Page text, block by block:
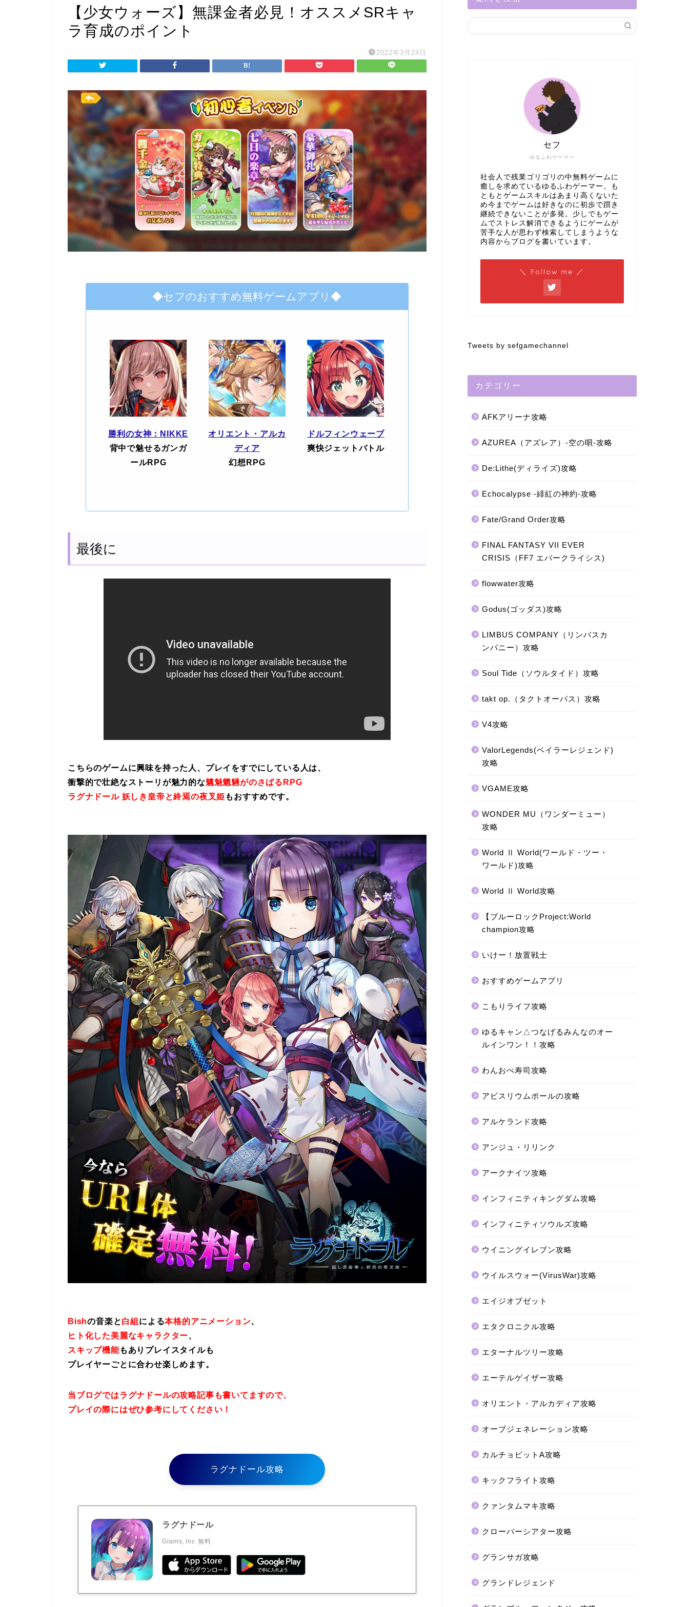
【少女ウォーズ】無課金者必見！オススメSRキャ
ラ育成のポイント
2022年3月24日
◆セフのおすすめ無料ゲームアプリ◆
勝利の女神：NIKKE
背中で魅せるガンガ
ールRPG
オリエント・アルカ
ディア
幻想RPG
ドルフィンウェーブ
爽快ジェットバトル
最後に
こちらのゲームに興味を持った人、プレイをすでにしている人は、
衝撃的で壮絶なストーリが魅力的な魑魅魍魎がのさばるRPG
ラグナドール 妖しき皇帝と終焉の夜叉姫 もおすすめです。
Bishの音楽と白組 による本格的アニメーション、
ヒト化した美麗なキャラクター、
スキップ機能もありプレイスタイルも
プレイヤーごとに合わせ楽しめます。
当ブログではラグナドールの攻略記事も書いてますので、
プレイの際にはぜひ参考にしてください！
ラグナドール攻略
ラグナドール
Grams, Inc 無料
ゆるふわゲーマー
セフ
社会人で残業ゴリゴリの中無料ゲームに
癒しを求めているゆるふわゲーマー。も
ともとゲームスキルはあまり高くないた
め今までゲームは好きなのに初歩で躓き
継続できないことが多発。少しでもゲー
ムでストレス解消できるようにゲームが
苦手な人が思わず検索してしまうような
内容からブログを書いています。
＼ Follow me ／
Tweets by sefgamechannel
カテゴリー
AFKアリーナ攻略
AZUREA（アズレア）-空の唄-攻略
De:Lithe(ディライズ)攻略
Echocalypse -緋紅の神約-攻略
Fate/Grand Order攻略
FINAL FANTASY VII EVER
CRISIS（FF7 エバークライシス)
flowwater攻略
Godus(ゴッダス)攻略
LIMBUS COMPANY（リンバスカ
ンパニー）攻略
Soul Tide（ソウルタイド）攻略
takt op.（タクトオーパス）攻略
V4攻略
ValorLegends(ベイラーレジェンド)
攻略
VGAME攻略
WONDER MU（ワンダーミュー）
攻略
World Ⅱ World(ワールド・ツー・
ワールド)攻略
World Ⅱ World攻略
【ブルーロックProject:World
champion攻略
いけー！放置戦士
おすすめゲームアプリ
こもりライフ攻略
ゆるキャン△つなげるみんなのオー
ルインワン！！攻略
わんおぺ寿司攻略
アビスリウムポールの攻略
アルケランド攻略
アンジュ・リリンク
アークナイツ攻略
インフィニティキングダム攻略
インフィニティソウルズ攻略
ウイニングイレブン攻略
ウイルスウォー(VirusWar)攻略
エイジオブゼット
エタクロニクル攻略
エターナルツリー攻略
エーテルゲイザー攻略
オリエント・アルカディア攻略
オーブジェネレーション攻略
カルチョビットA攻略
キックフライト攻略
クァンタムマキ攻略
クローバーシアター攻略
グランサガ攻略
グランドレジェンド